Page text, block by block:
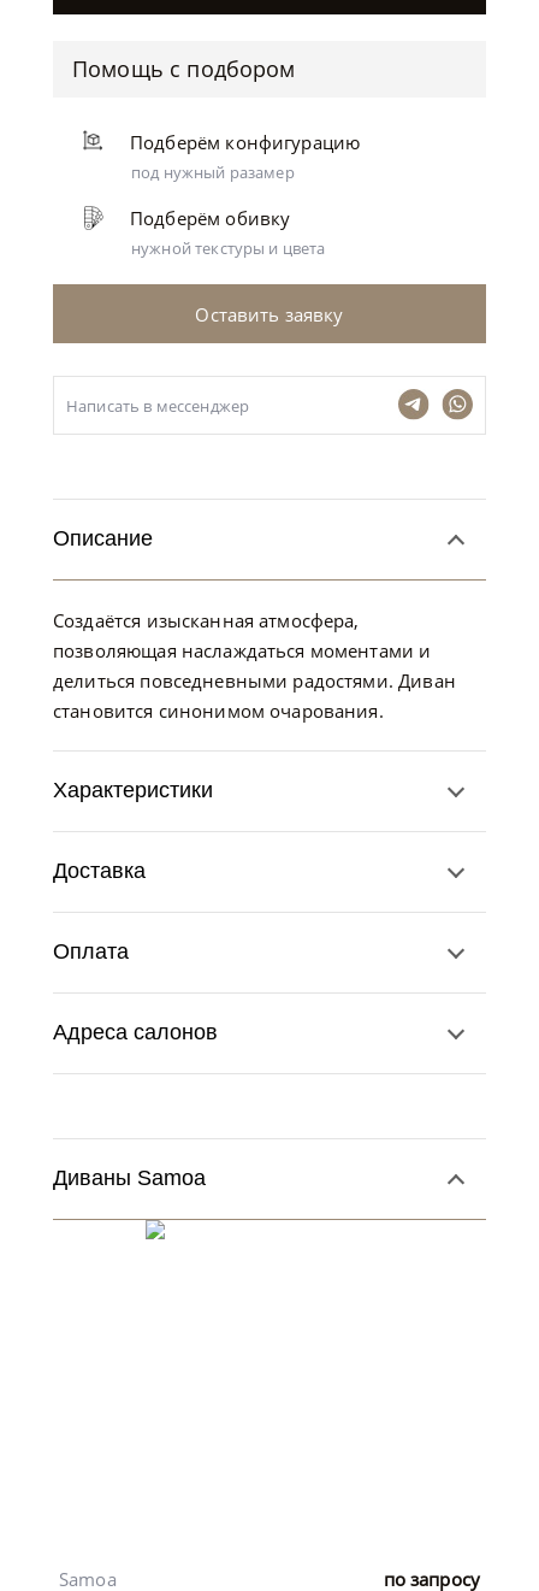
Помощь с подбором
Подберём конфигурацию
под нужный разамер
Подберём обивку
нужной текстуры и цвета
Оставить заявку
Написать в мессенджер
Описание
Создаётся изысканная атмосфера,
позволяющая наслаждаться моментами и
делиться повседневными радостями. Диван
становится синонимом очарования.
Характеристики
Доставка
Оплата
Адреса салонов
Диваны Samoa
по запросу
Samoa